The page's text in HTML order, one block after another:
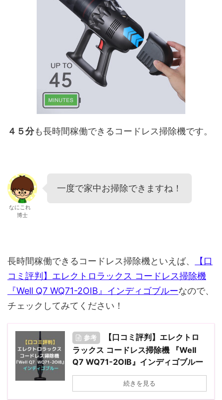
４５分も長時間稼働できるコードレス掃除機です。
なにこれ
博士
一度で家中お掃除できますね！
長時間稼働できるコードレス掃除機といえば、
【口
コミ評判】エレクトロラックス コードレス掃除機
『Well Q7 WQ71-2OIB』インディゴブルーなので、
チェックしてみてください！
参考
【口コミ評判】エレクトロ
ラックス コードレス掃除機 『Well
Q7 WQ71-2OIB』インディゴブルー
続きを見る